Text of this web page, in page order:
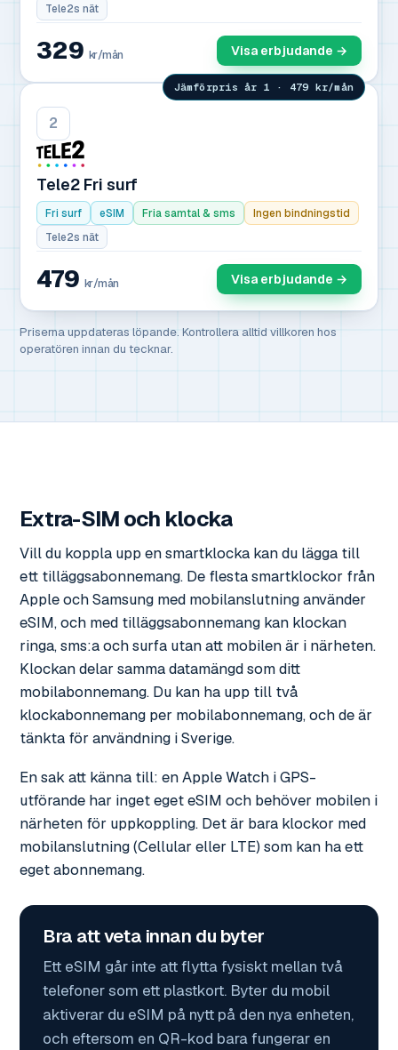
Tele2s nät
329 kr/mån Visa erbjudande →
Jämförpris år 1 · 479 kr/mån
2
Tele2 Fri surf
Fri surf eSIM Fria samtal & sms
Ingen bindningstid
Tele2s nät
479 kr/mån Visa erbjudande →
Priserna uppdateras löpande. Kontrollera alltid villkoren hos
operatören innan du tecknar.
Extra-SIM och klocka
Vill du koppla upp en smartklocka kan du lägga till
ett tilläggsabonnemang. De flesta smartklockor från
Apple och Samsung med mobilanslutning använder
eSIM, och med tilläggsabonnemang kan klockan
ringa, sms:a och surfa utan att mobilen är i närheten.
Klockan delar samma datamängd som ditt
mobilabonnemang. Du kan ha upp till två
klockabonnemang per mobilabonnemang, och de är
tänkta för användning i Sverige.
En sak att känna till: en Apple Watch i GPS-
utförande har inget eget eSIM och behöver mobilen i
närheten för uppkoppling. Det är bara klockor med
mobilanslutning (Cellular eller LTE) som kan ha ett
eget abonnemang.
Bra att veta innan du byter
Ett eSIM går inte att flytta fysiskt mellan två
telefoner som ett plastkort. Byter du mobil
aktiverar du eSIM på nytt på den nya enheten,
och eftersom en QR-kod bara fungerar en